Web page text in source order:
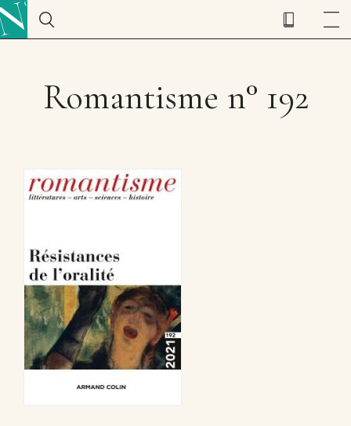
Romantisme n° 192